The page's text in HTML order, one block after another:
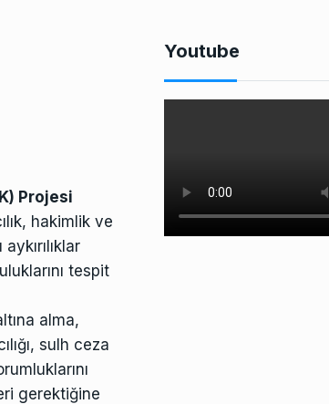
Projesi
hakimlik ve
tespit
alma,
sulh ceza
gerektiğine
Youtube